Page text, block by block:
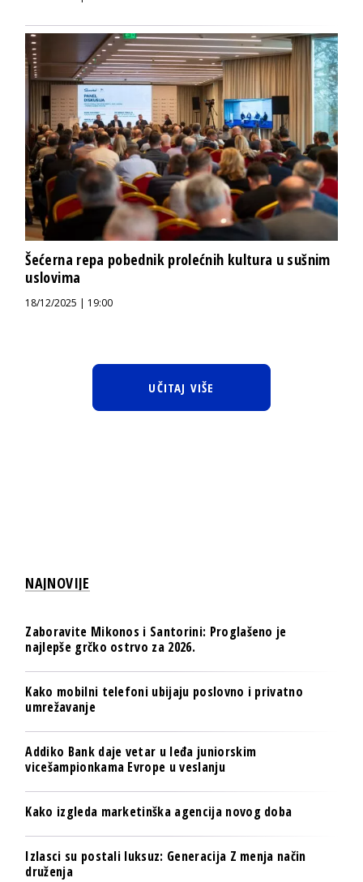
Šećerna repa pobednik prolećnih kultura u sušnim
uslovima
18/12/2025 | 19:00
UČITAJ VIŠE
NAJNOVIJE
Zaboravite Mikonos i Santorini: Proglašeno je
najlepše grčko ostrvo za 2026.
Kako mobilni telefoni ubijaju poslovno i privatno
umrežavanje
Addiko Bank daje vetar u leđa juniorskim
vicešampionkama Evrope u veslanju
Kako izgleda marketinška agencija novog doba
Izlasci su postali luksuz: Generacija Z menja način
druženja